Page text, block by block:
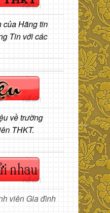
của Hãng tin
Tin với các
về trường
THKT.
viên Gia đình